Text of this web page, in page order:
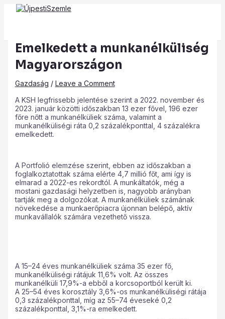
Skip
Main
Menu
Emelkedett a munkanélküliség
Magyarországon
Gazdaság / Leave a Comment
A KSH legfrissebb jelentése szerint a 2022. november és
2023. január közötti időszakban 13 ezer fővel, 196 ezer
főre nőtt a munkanélküliek száma, valamint a
munkanélküliségi ráta 0,2 százalékponttal, 4 százalékra
emelkedett.
A Portfolió elemzése szerint, ebben az időszakban a
foglalkoztatottak száma elérte 4,7 millió főt, ami így is
elmarad a 2022-es rekordtól. A munkáltatók, még a
mostani gazdasági helyzetben is, nagyobb arányban
tartják meg a dolgozókat. A munkanélküliek számának
növekedése a munkaerőpiacra újonnan belépő, aktív
munkavállalók számára vezethető vissza.
A 15–24 éves munkanélküliek száma 35 ezer fő,
munkanélküliségi rátájuk 11,6% volt. Az összes
munkanélküli 17,9%-a ebből a korcsoportból került ki.
A 25–54 éves korosztály 3,6%-os munkanélküliségi rátája
0,3 százalékponttal, míg az 55–74 éveseké 0,2
százalékponttal, 3,1%-ra emelkedett.
Post
navigation
Type
here..
Name*
Email*
Website